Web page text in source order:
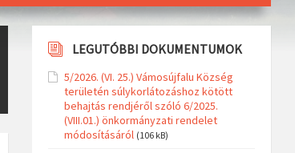
LEGUTÓBBI DOKUMENTUMOK
5/2026. (VI. 25.) Vámosújfalu Község
területén súlykorlátozáshoz kötött
behajtás rendjéről szóló 6/2025.
(VIII.01.) önkormányzati rendelet
módosításáról (106 kB)